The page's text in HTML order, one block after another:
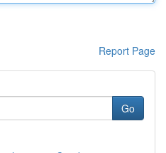
Report Page
Go